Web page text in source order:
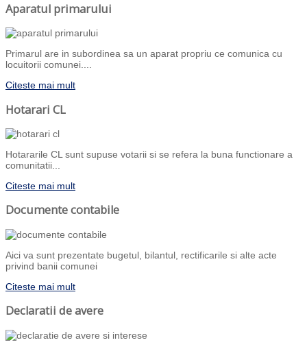
Aparatul primarului
Primarul are in subordinea sa un aparat propriu ce comunica cu
locuitorii comunei....
Citeste mai mult
Hotarari CL
Hotararile CL sunt supuse votarii si se refera la buna functionare a
comunitatii...
Citeste mai mult
Documente contabile
Aici va sunt prezentate bugetul, bilantul, rectificarile si alte acte
privind banii comunei
Citeste mai mult
Declaratii de avere